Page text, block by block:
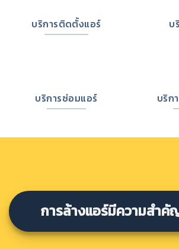
บริการติดตั้งแอร์ บ
บริการซ่อมแอร์ บริก
การล้างแอร์มีความสำคั